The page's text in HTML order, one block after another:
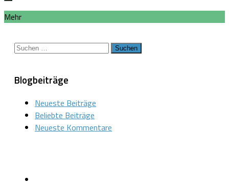
Mehr
Suchen
Blogbeiträge
Neueste Beiträge
Beliebte Beiträge
Neueste Kommentare